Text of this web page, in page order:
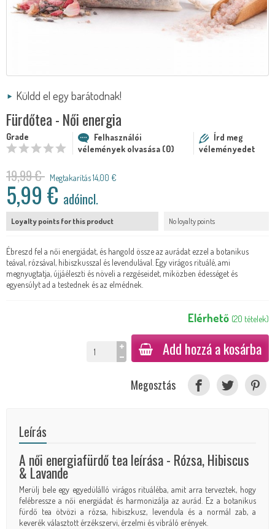
Küldd el egy barátodnak!
Fürdőtea - Női energia
Grade
Felhasználói
vélemények olvasása (0)
Írd meg
véleményedet
19,99 € Megtakarítás 14,00 €
5,99 € adóincl.
Loyalty points for this product No loyalty points
Ébreszd fel a női energiádat, és hangold össze az aurádat ezzel a botanikus
teával, rózsával, hibiszkusszal és levendulával. Egy virágos rituálé, ami
megnyugtatja, újjáéleszti és növeli a rezgéseidet, miközben édességet és
egyensúlyt ad a testednek és az elmédnek.
Elérhető (20 tételek)
Add hozzá a kosárba
Megosztás
Leírás
A női energiafürdő tea leírása - Rózsa, Hibiscus
& Lavande
Merülj bele egy egyedülálló virágos rituáléba, amit arra terveztek, hogy
felébressze a női energiádat és harmonizálja az aurád. Ez a botanikus
fürdő tea ötvözi a rózsa, hibiszkusz, levendula és a normál zab, a
keverék választott érzékszervi, érzelmi és vibráló erények.